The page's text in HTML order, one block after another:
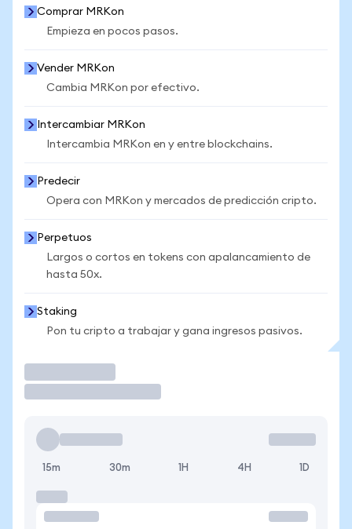
Comprar MRKon
Empieza en pocos pasos.
Vender MRKon
Cambia MRKon por efectivo.
Intercambiar MRKon
Intercambia MRKon en y entre blockchains.
Predecir
Opera con MRKon y mercados de predicción cripto.
Perpetuos
Largos o cortos en tokens con apalancamiento de
hasta 50x.
Staking
Pon tu cripto a trabajar y gana ingresos pasivos.
15m 30m 1H 4H 1D